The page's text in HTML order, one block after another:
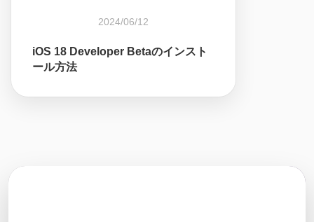
2024/06/12
iOS 18 Developer Betaのインスト
ール方法